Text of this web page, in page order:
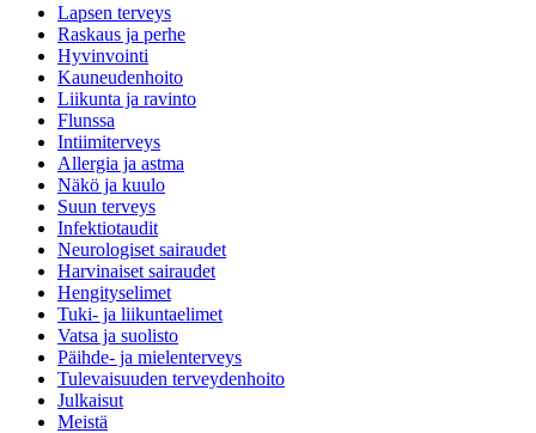
Lapsen terveys
Raskaus ja perhe
Hyvinvointi
Kauneudenhoito
Liikunta ja ravinto
Flunssa
Intiimiterveys
Allergia ja astma
Näkö ja kuulo
Suun terveys
Infektiotaudit
Neurologiset sairaudet
Harvinaiset sairaudet
Hengityselimet
Tuki- ja liikuntaelimet
Vatsa ja suolisto
Päihde- ja mielenterveys
Tulevaisuuden terveydenhoito
Julkaisut
Meistä